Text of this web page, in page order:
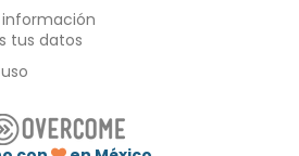
información
tus datos